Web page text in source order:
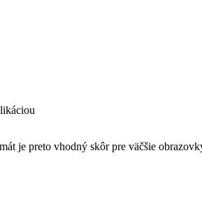
je preto vhodný skôr pre väčšie